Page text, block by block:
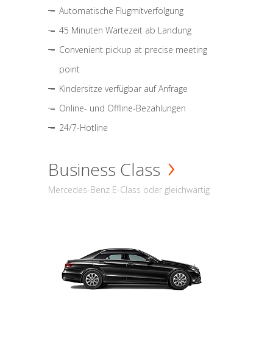
Automatische Flugmitverfolgung
45 Minuten Wartezeit ab Landung
Convenient pickup at precise meeting
point
Kindersitze verfügbar auf Anfrage
Online- und Offline-Bezahlungen
24/7-Hotline
Business Class
Mercedes-Benz E-Class oder gleichwärtig